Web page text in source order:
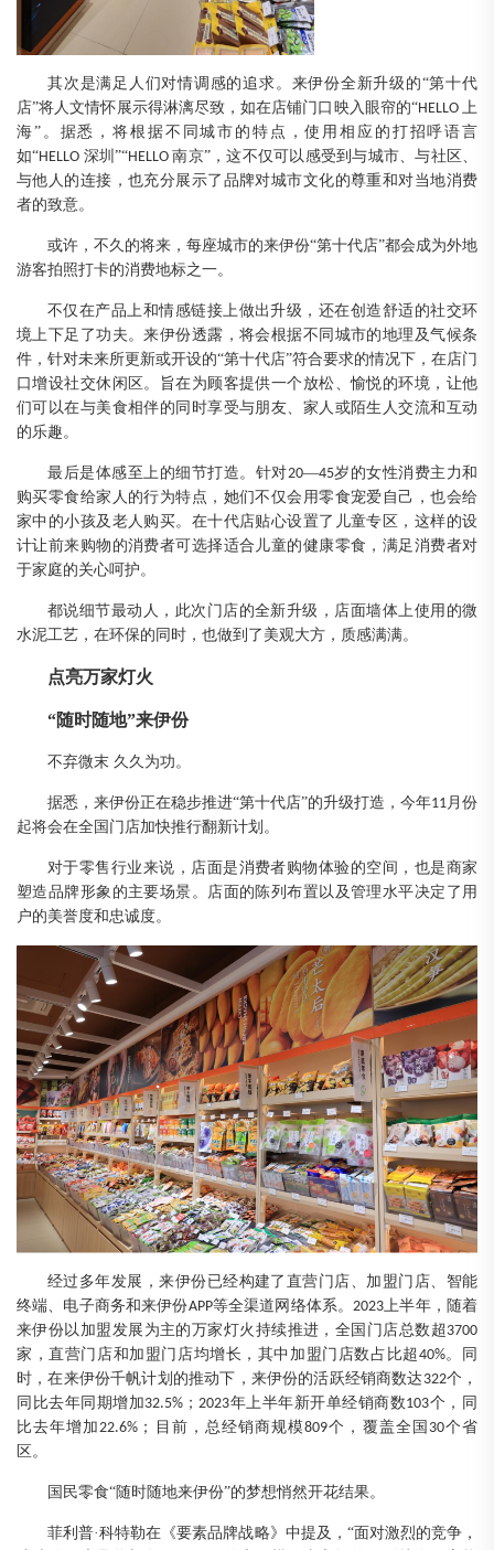
其次是满足 人们对情调感的追求。来伊份全新升级的“第十代
店”将人文情怀展示得淋漓尽致，如在店铺门口映入眼帘的“HELLO 上
海”。 据悉 ，将根据不同城市的特点，使用相应的打招呼语言
如“HELLO 深圳”“HELLO 南京”，这不仅可以感受到与城市、与社区、
与他人的连接， 也充分展示了品牌对城市文化的尊重和对当地消费
者的致意。
或许 ， 不久的将来 ， 每座城市的来伊份“第十代店”都会成为外地
游客拍照打卡的消费地标之一。
不仅在产品上 和情感链接上 做出升级，还在创造舒适的社交环
境上下足了功夫。来伊份透露 ，将会根据不同城市的地理及气候条
件 ， 针对未来所更新或开设的“第十代店”符合要求的情况下， 在店门
口增设社交休闲区 。
旨在为顾客提供一个放松、愉悦的环境，让他
们可以在与美食相伴的同时享受与朋友、家人或陌生人交流和互动
的乐趣。
最后是体感至上的细节打造 。针对20—45岁的女性消费主力和
购买零食给家人的行为特点， 她们不仅会用零食宠爱自己 ，也会给
家中的小孩及老人购买。 在十代店贴心设置了 儿童专区 ，这样的设
计让前来购物的消费者可选择适合儿童的健康零食，满足消费者对
于家庭的关心呵护 。
都说细节最动人 ， 此次门店的全新升级 ， 店面墙体上使用的微
水泥工艺 ， 在环保的同时 ， 也做到了美观大方 ， 质感满满。
点亮万家灯火
“随时随地”来伊份
不弃微末 久久为功。
据悉 ， 来伊份正在稳步推进“第十代店”的升级打造 ， 今年11 月份
起将会在全国门店加快推行翻新计划 。
对于零售行业来说 ， 店面是消费者购物体验的空间 ， 也是商家
塑造品牌形象的主要场景 。
店面的陈列布置以及管理水平决定了用
户的美誉度和忠诚度。
经过多年发展，来伊份已经构建了直营门店、加盟门店、智能
终端、电子商务和来伊份APP等全渠道网络体系。 2023 上半年，随着
来伊份以加盟发展为主的万家灯火持续推进，全国门店总数 超 3700
家，直营门店和加盟门店均增长 ，其中加盟门店数占比超 40%。同
时，在来伊份千帆计划的推动下，来伊份的活跃经销商数达 322个，
同比去年同期增加32.5% ； 2023年上半年新开单经销商数103个，同
比去年增加22.6% ；目前，总经销商规模809个，覆盖全国 30个省
区。
国民零食“随时随地来伊份”的梦想悄然开花结果。
菲利普·科特勒在《要素品牌战略》中提及，“面对激烈的竞争，